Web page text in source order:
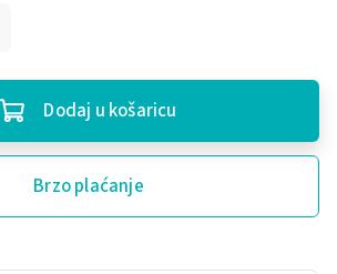
Dodaj u košaricu
Brzo plaćanje